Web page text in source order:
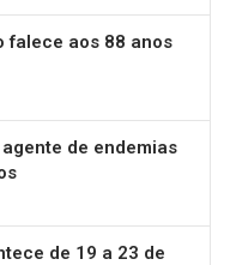
falece aos 88 anos
de endemias
de 19 a 23 de